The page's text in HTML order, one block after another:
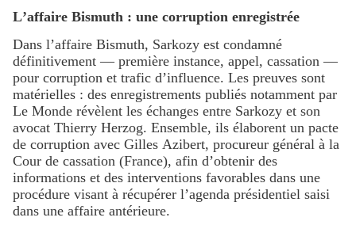
L’affaire Bismuth : une corruption enregistrée
Dans l’affaire Bismuth, Sarkozy est condamné
définitivement — première instance, appel, cassation —
pour corruption et trafic d’influence. Les preuves sont
matérielles : des enregistrements publiés notamment par
Le Monde révèlent les échanges entre Sarkozy et son
avocat Thierry Herzog. Ensemble, ils élaborent un pacte
de corruption avec Gilles Azibert, procureur général à la
Cour de cassation (France), afin d’obtenir des
informations et des interventions favorables dans une
procédure visant à récupérer l’agenda présidentiel saisi
dans une affaire antérieure.